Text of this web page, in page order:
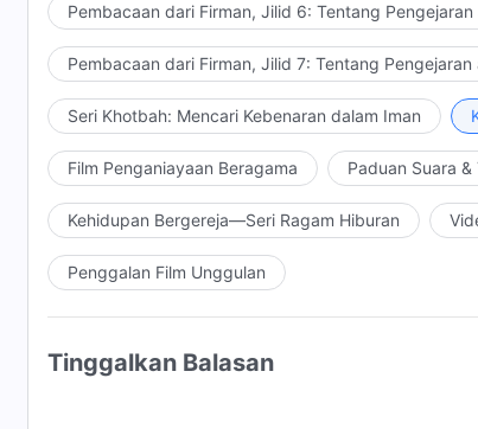
Pembacaan dari Firman, Jilid 6: Tentang Pengejaran
Pembacaan dari Firman, Jilid 7: Tentang Pengejaran
Seri Khotbah: Mencari Kebenaran dalam Iman
Film Penganiayaan Beragama Paduan Suara &
Kehidupan Bergereja—Seri Ragam Hiburan
Penggalan Film Unggulan
Tinggalkan Balasan